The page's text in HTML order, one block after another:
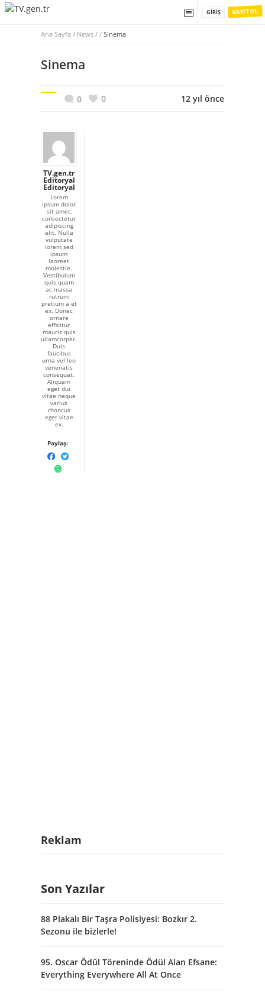
KAYIT OL
GIRIŞ
Ana Sayfa / News / / Sinema
Sinema
0 0 12 yıl önce
TV.gen.tr
Editoryal
Editoryal
Lorem
ipsum dolor
sit amet,
consectetur
adipiscing
elit. Nulla
vulputate
lorem sed
ipsum
laoreet
molestie.
Vestibulum
quis quam
ac massa
rutrum
pretium a et
ex. Donec
ornare
efficitur
mauris quis
ullamcorper.
Duis
faucibus
urna vel leo
venenatis
consequat.
Aliquam
eget dui
vitae neque
varius
rhoncus
eget vitae
ex.
Paylaş:
Reklam
Son Yazılar
88 Plakalı Bir Taşra Polisiyesi: Bozkır 2.
Sezonu ile bizlerle!
95. Oscar Ödül Töreninde Ödül Alan Efsane:
Everything Everywhere All At Once